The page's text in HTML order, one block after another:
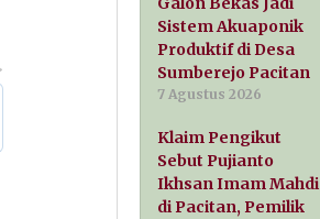
Sistem Akuaponik
Produktif di Desa
Sumberejo Pacitan
7 Agustus 2026
Klaim Pengikut
Sebut Pujianto
Ikhsan Imam Mahdi
di Pacitan, Pemilik